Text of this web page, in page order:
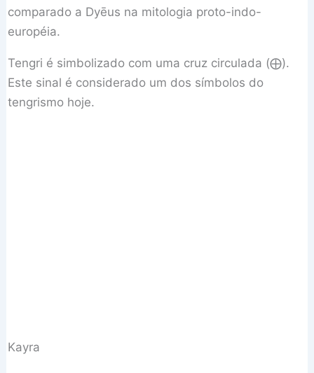
comparado a Dyēus na mitologia proto-indo-
européia.
Tengri é simbolizado com uma cruz circulada (⨁).
Este sinal é considerado um dos símbolos do
tengrismo hoje.
Kayra